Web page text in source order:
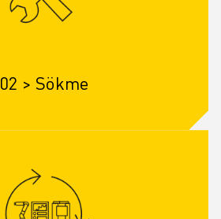
02 > Sökme